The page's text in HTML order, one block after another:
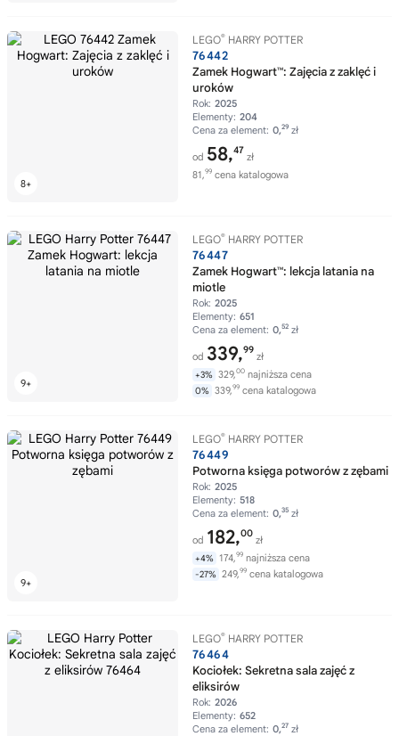
LEGO® HARRY POTTER
76442
Zamek Hogwart™: Zajęcia z zaklęć i
uroków
Rok: 2025
Elementy: 204
Cena za element: 0,29 zł
od 58,47
zł
81,99 cena katalogowa
LEGO® HARRY POTTER
76447
Zamek Hogwart™: lekcja latania na
miotle
Rok: 2025
Elementy: 651
Cena za element: 0,52 zł
od 339,99
zł
+3% 329,00 najniższa cena
0% 339,99 cena katalogowa
LEGO® HARRY POTTER
76449
Potworna księga potworów z zębami
Rok: 2025
Elementy: 518
Cena za element: 0,35 zł
od 182,00
zł
+4% 174,99 najniższa cena
-27% 249,99 cena katalogowa
LEGO® HARRY POTTER
76464
Kociołek: Sekretna sala zajęć z
eliksirów
Rok: 2026
Elementy: 652
Cena za element: 0,27 zł